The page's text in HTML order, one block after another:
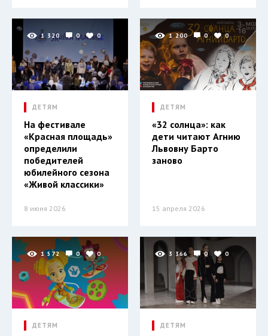
1 320 0 0
ДЕТЯМ
На фестивале
«Красная площадь»
определили
победителей
юбилейного сезона
«Живой классики»
8 июня 2026
1 200 0 0
ДЕТЯМ
«32 солнца»: как
дети читают Агнию
Львовну Барто
заново
15 апреля 2026
1 572 0 0
ДЕТЯМ
3 366 0 0
ДЕТЯМ